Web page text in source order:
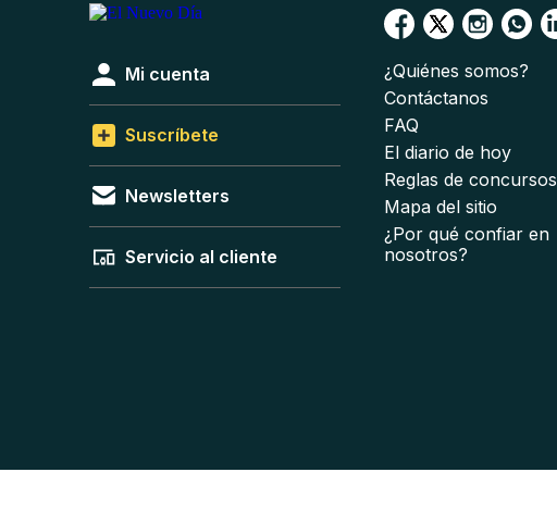
Mi cuenta
Suscríbete
Newsletters
Servicio al cliente
¿Quiénes somos?
Contáctanos
FAQ
El diario de hoy
Reglas de concursos
Mapa del sitio
¿Por qué confiar en
nosotros?